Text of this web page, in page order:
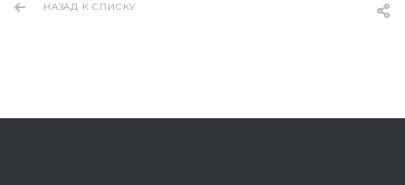
НАЗАД К СПИСКУ